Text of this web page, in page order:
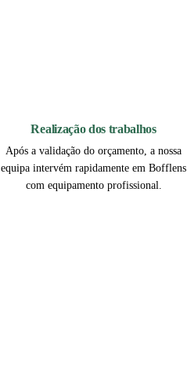
Realização dos trabalhos
Após a validação do orçamento, a nossa
equipa intervém rapidamente em Bofflens
com equipamento profissional.